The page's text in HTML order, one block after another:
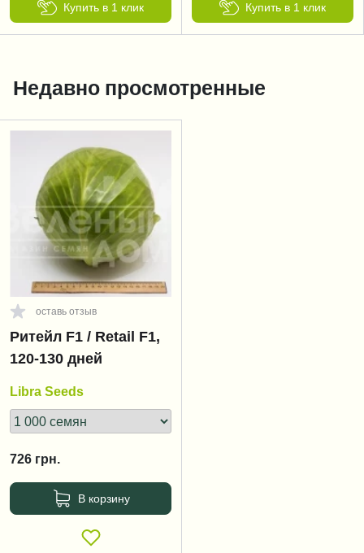
Купить в 1 клик Купить в 1 клик
Недавно просмотренные
оставь отзыв
Ритейл F1 / Retail F1,
120-130 дней
Libra Seeds
726 грн.
В корзину